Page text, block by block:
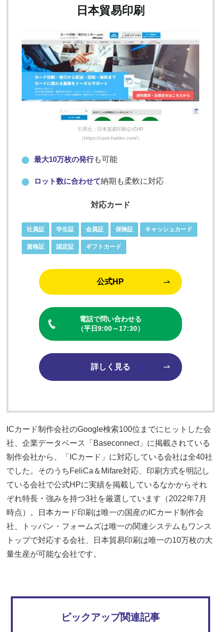
日本貿易印刷
引用元：日本貿易印刷公式HP
（https://card-hakko.com/）
最大10万枚の発行も可能
ロット数に合わせて納期も柔軟に対応
対応カード
社員証 学生証 会員証 保険証 キャッシュカード
資格証 認定証 ギフトカード
公式HP
電話で問い合わせる
（平日9:00～17:30）
詳しく見る
ICカード制作会社のGoogle検索100位までにヒットした会
社、企業データベース「Baseconnect」に掲載されている
制作会社から、「ICカード」に対応している会社は全40社
でした。そのうちFeliCa＆Mifare対応、印刷方式を明記し
ている会社で公式HPに実績を掲載しているなかからそれ
ぞれ特長・強みを持つ3社を厳選しています（2022年7月
時点）。日本カード印刷は唯一の国産のICカード制作会
社、トッパン・フォームズは唯一の関連システムもワンス
トップで対応する会社、日本貿易印刷は唯一の10万枚の大
量生産が可能な会社です。
ピックアップ関連記事